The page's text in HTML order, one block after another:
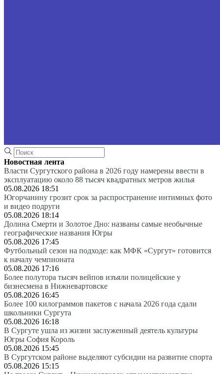
Новостная лента
Власти Сургутского района в 2026 году намерены ввести в
эксплуатацию около 88 тысяч квадратных метров жилья
05.08.2026 18:51
Югорчанину грозит срок за распространение интимных фото
и видео подруги
05.08.2026 18:14
Долина Смерти и Золотое Дно: названы самые необычные
географические названия Югры
05.08.2026 17:45
Футбольный сезон на подходе: как МФК «Сургут» готовится
к началу чемпионата
05.08.2026 17:16
Более полутора тысяч вейпов изъяли полицейские у
бизнесмена в Нижневартовске
05.08.2026 16:45
Более 100 килограммов пакетов с начала 2026 года сдали
школьники Сургута
05.08.2026 16:18
В Сургуте ушла из жизни заслуженный деятель культуры
Югры София Король
05.08.2026 15:45
В Сургутском районе выделяют субсидии на развитие спорта
05.08.2026 15:15